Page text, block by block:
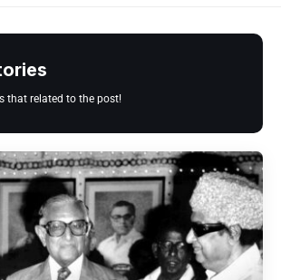
that related to the post!